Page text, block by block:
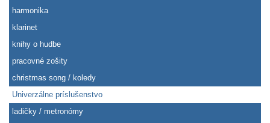
harmonika
klarinet
knihy o hudbe
pracovné zošity
christmas song / koledy
Univerzálne príslušenstvo
ladičky / metronómy